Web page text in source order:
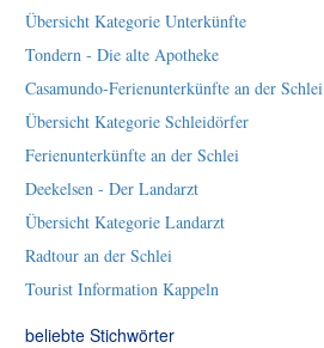
Übersicht Kategorie Unterkünfte
Tondern - Die alte Apotheke
Casamundo-Ferienunterkünfte an der Schlei
Übersicht Kategorie Schleidörfer
Ferienunterkünfte an der Schlei
Deekelsen - Der Landarzt
Übersicht Kategorie Landarzt
Radtour an der Schlei
Tourist Information Kappeln
beliebte Stichwörter